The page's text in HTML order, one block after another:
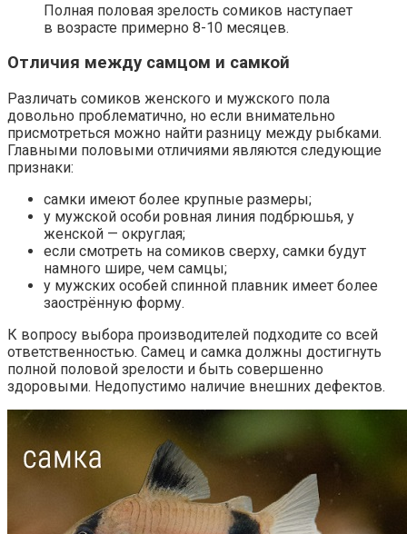
Полная половая зрелость сомиков наступает
в возрасте примерно 8-10 месяцев.
Отличия между самцом и самкой
Различать сомиков женского и мужского пола
довольно проблематично, но если внимательно
присмотреться можно найти разницу между рыбками.
Главными половыми отличиями являются следующие
признаки:
самки имеют более крупные размеры;
у мужской особи ровная линия подбрюшья, у
женской — округлая;
если смотреть на сомиков сверху, самки будут
намного шире, чем самцы;
у мужских особей спинной плавник имеет более
заострённую форму.
К вопросу выбора производителей подходите со всей
ответственностью. Самец и самка должны достигнуть
полной половой зрелости и быть совершенно
здоровыми. Недопустимо наличие внешних дефектов.